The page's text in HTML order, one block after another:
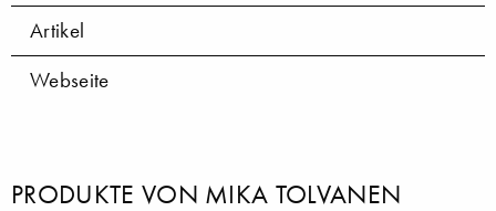
Artikel
Webseite
PRODUKTE VON MIKA TOLVANEN